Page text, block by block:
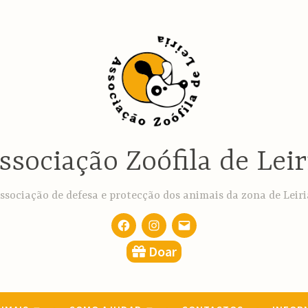
Zoófila de
de defesa e protecção dos animais da zona de
FacebookInstagram
email
Doar